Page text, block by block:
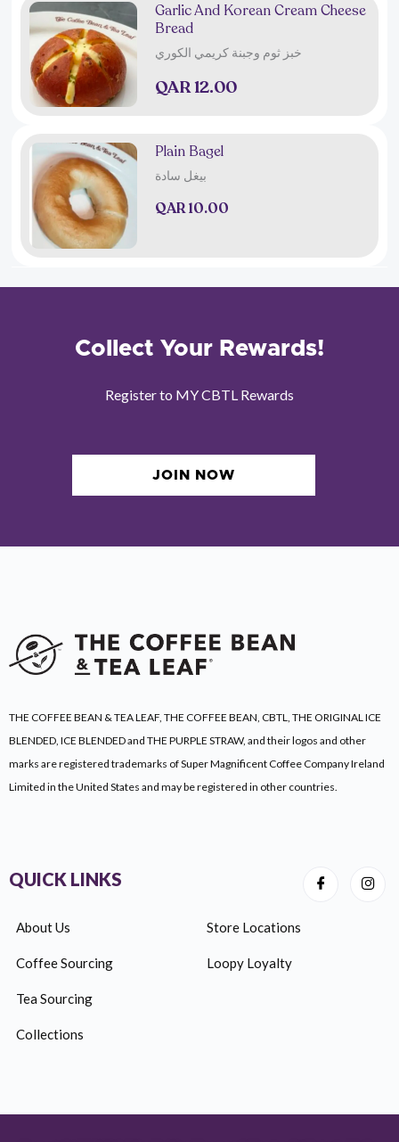
Garlic And Korean Cream Cheese
Bread
خبز ثوم وجبنة كريمي الكوري
QAR 12.00
Plain Bagel
بيغل سادة
QAR 10.00
Collect Your Rewards!
Register to MY CBTL Rewards
JOIN NOW
THE COFFEE BEAN & TEA LEAF, THE COFFEE BEAN, CBTL, THE ORIGINAL ICE
BLENDED, ICE BLENDED and THE PURPLE STRAW, and their logos and other
marks are registered trademarks of Super Magnificent Coffee Company Ireland
Limited in the United States and may be registered in other countries.
QUICK LINKS
About Us
Coffee Sourcing
Tea Sourcing
Collections
Store Locations
Loopy Loyalty